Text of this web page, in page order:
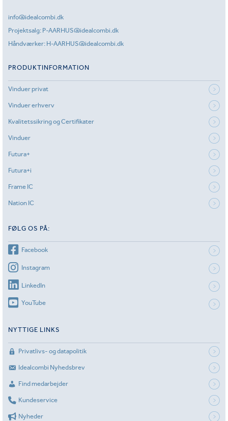
info@idealcombi.dk
Projektsalg: P-AARHUS@idealcombi.dk
Håndværker: H-AARHUS@idealcombi.dk
PRODUKTINFORMATION
Vinduer privat
Vinduer erhverv
Kvalitetssikring og Certifikater
Vinduer
Futura+
Futura+i
Frame IC
Nation IC
FØLG OS PÅ:
Facebook
Instagram
LinkedIn
YouTube
NYTTIGE LINKS
Privatlivs- og datapolitik
Idealcombi Nyhedsbrev
Find medarbejder
Kundeservice
Nyheder